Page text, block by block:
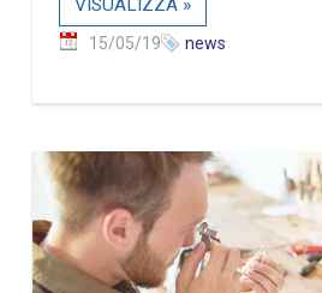
VISUALIZZA »
15/05/19 news